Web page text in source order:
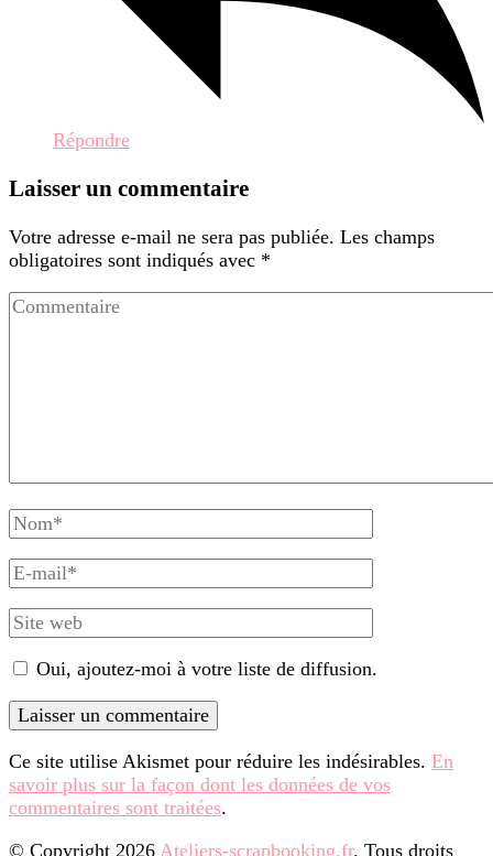
Répondre
Laisser un commentaire
Votre adresse e-mail ne sera pas publiée. Les champs
obligatoires sont indiqués avec *
Commentaire
Nom
complet
E-
mail
Site
web
Oui, ajoutez-moi à votre liste de diffusion.
Ce site utilise Akismet pour réduire les indésirables. En
savoir plus sur la façon dont les données de vos
commentaires sont traitées.
© Copyright 2026 Ateliers-scrapbooking.fr. Tous droits